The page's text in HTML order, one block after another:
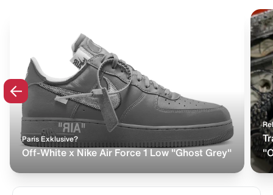
Paris Exklusive?
Off-White x Nike Air Force 1 Low "Ghost Grey"